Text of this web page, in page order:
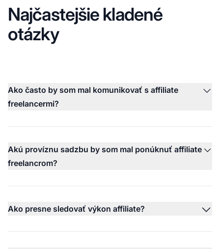
Najčastejšie kladené
otázky
Ako často by som mal komunikovať s affiliate
freelancermi?
Akú províznu sadzbu by som mal ponúknuť affiliate
freelancrom?
Ako presne sledovať výkon affiliate?